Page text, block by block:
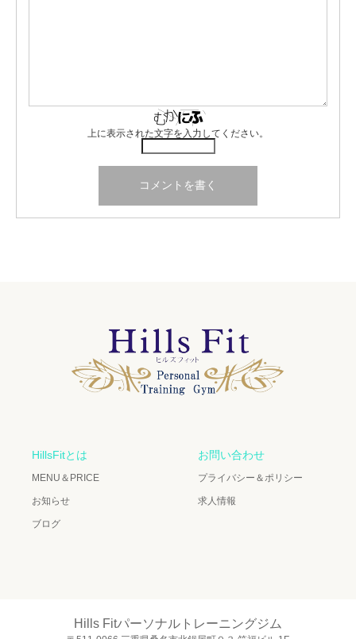
上に表示された文字を入力してください。
HillsFitとは
MENU＆PRICE
お知らせ
ブログ
お問い合わせ
プライバシー＆ポリシー
求人情報
Hills Fitパーソナルトレーニングジム